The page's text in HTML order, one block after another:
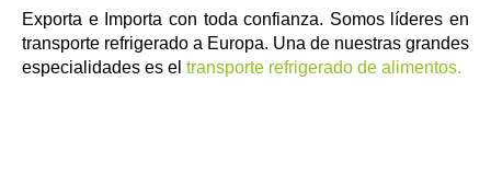
Exporta e Importa con toda confianza. Somos líderes en
transporte refrigerado a Europa. Una de nuestras grandes
especialidades es el transporte refrigerado de alimentos.